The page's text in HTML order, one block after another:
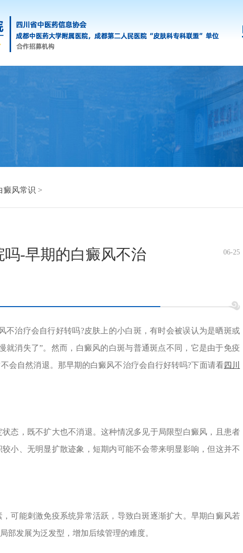
癜风常识 >
-早期的白癜风不治
06-25
治疗会自行好转吗?皮肤上的小白斑，有时会被误认为是晒斑或
就消失了”。然而，白癜风的白斑与普通斑点不同，它是由于免疫
会自然消退。那早期的白癜风不治疗会自行好转吗?下面请看四川
，既不扩大也不消退。这种情况多见于局限型白癜风，且患者
小、无明显扩散迹象，短期内可能不会带来明显影响，但这并不
能刺激免疫系统异常活跃，导致白斑逐渐扩大。早期白癜风若
部发展为泛发型，增加后续管理的难度。